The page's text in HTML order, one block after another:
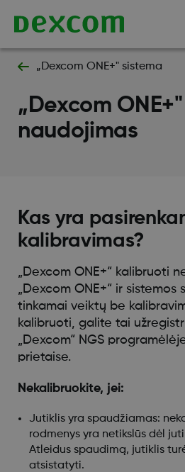
„Dexcom ONE+" sistema
„Dexcom
naudojimas
Kas yra
kalibravimas?
„Dexcom ONE+“ kalibruoti
„Dexcom ONE+“ ir sistemos
tinkamai veiktų be
kalibruoti, galite tai
„Dexcom“ NGS
prietaise.
Nekalibruokite, jei:
Jutiklis yra spaudžiamas:
rodmenys yra netikslūs dėl
Atleidus spaudimą, jutiklis
atsistatyti.